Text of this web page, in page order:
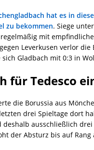
hat es in
zu bekommen. Siege
mit
Leverkusen verlor
sich Gladbach mit 0:3 in
für Tedesco
die Borussia aus
drei Spieltage dort
deshalb ausschließlich
der Absturz bis auf